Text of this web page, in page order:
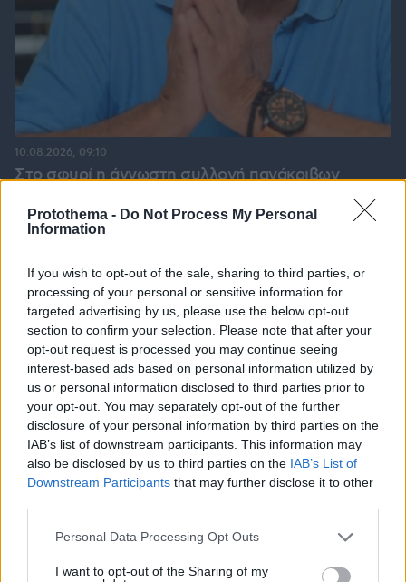
Protothema - Do Not Process My Personal
Information
If you wish to opt-out of the sale, sharing to third parties, or
processing of your personal or sensitive information for
targeted advertising by us, please use the below opt-out
section to confirm your selection. Please note that after your
opt-out request is processed you may continue seeing
interest-based ads based on personal information utilized by
us or personal information disclosed to third parties prior to
your opt-out. You may separately opt-out of the further
disclosure of your personal information by third parties on the
IAB’s list of downstream participants. This information may
also be disclosed by us to third parties on the IAB’s List of
Downstream Participants that may further disclose it to other
Please note that this website/app uses one or more Google
not limited to your visit or usage behaviour. You may click to
Personal Data Processing Opt Outs
I want to opt-out of the Sharing of my
Στο σφυρί η άγνωστη συλλογή πανάκριβων
10.08.2026, 09:10